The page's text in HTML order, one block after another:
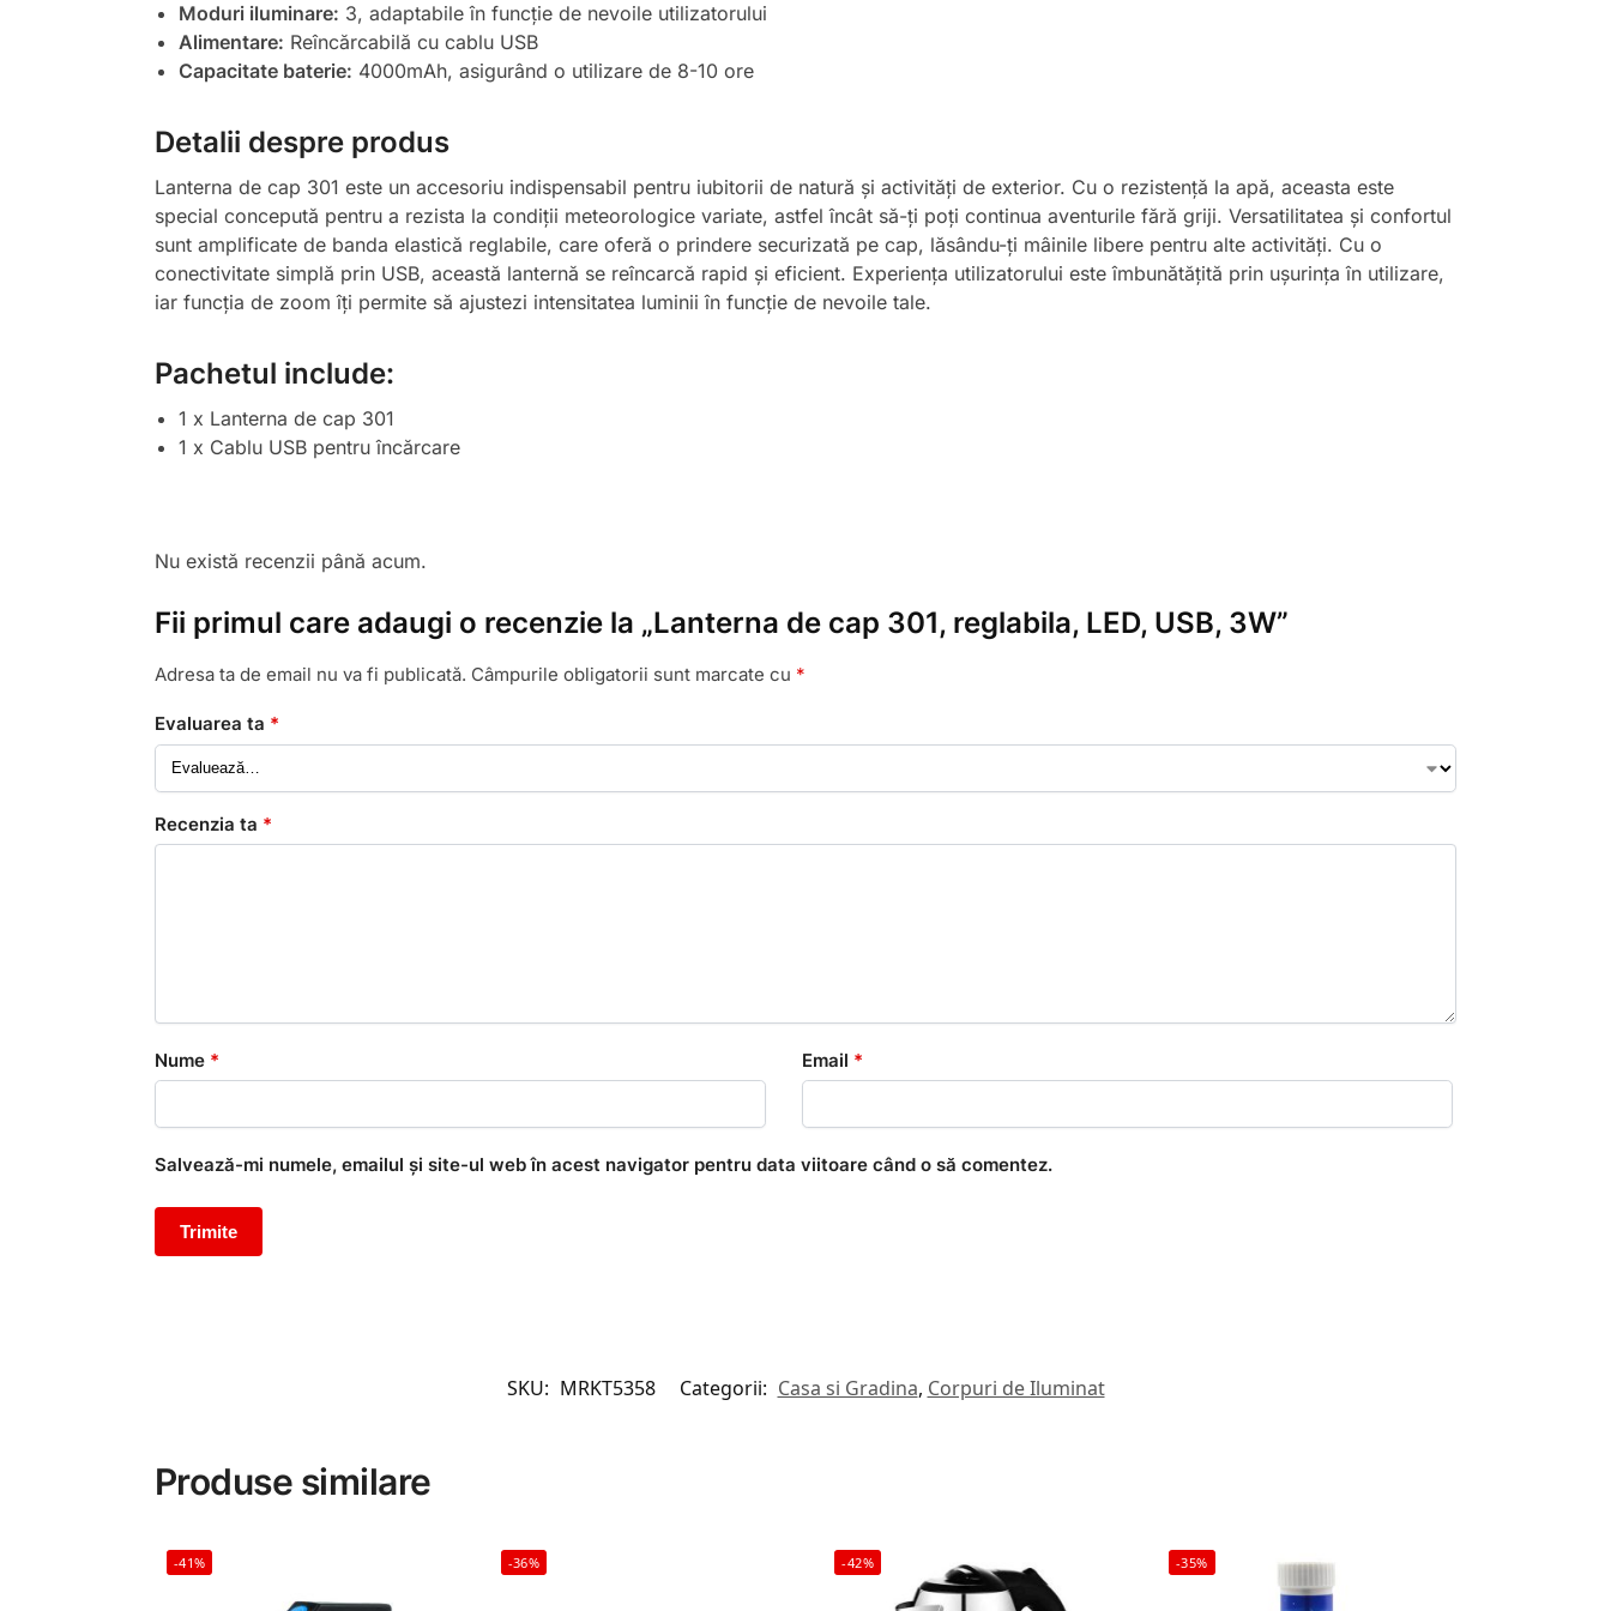
Moduri iluminare: 3, adaptabile în funcție de nevoile utilizatorului
Alimentare: Reîncărcabilă cu cablu USB
Capacitate baterie: 4000mAh, asigurând o utilizare de 8-10 ore
Detalii despre produs
Lanterna de cap 301 este un accesoriu indispensabil pentru iubitorii de natură și activități de exterior. Cu o rezistență la apă, aceasta este
special concepută pentru a rezista la condiții meteorologice variate, astfel încât să-ți poți continua aventurile fără griji. Versatilitatea și confortul
sunt amplificate de banda elastică reglabile, care oferă o prindere securizată pe cap, lăsându-ți mâinile libere pentru alte activități. Cu o
conectivitate simplă prin USB, această lanternă se reîncarcă rapid și eficient. Experiența utilizatorului este îmbunătățită prin ușurința în utilizare,
iar funcția de zoom îți permite să ajustezi intensitatea luminii în funcție de nevoile tale.
Pachetul include:
1 x Lanterna de cap 301
1 x Cablu USB pentru încărcare
Nu există recenzii până acum.
Fii primul care adaugi o recenzie la „Lanterna de cap 301, reglabila, LED, USB, 3W”
Adresa ta de email nu va fi publicată. Câmpurile obligatorii sunt marcate cu *
Evaluarea ta *
Recenzia ta *
Nume * Email *
Salvează-mi numele, emailul și site-ul web în acest navigator pentru data viitoare când o să comentez.
SKU: MRKT5358 Categorii: Casa si Gradina, Corpuri de Iluminat
Produse similare
-41% -36% -42% -35%